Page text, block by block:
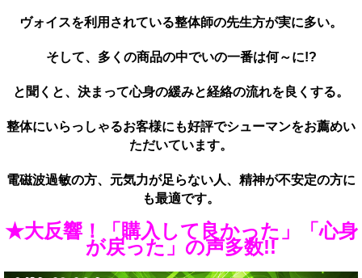
ヴォイスを利用されている整体師の先生方が実に多い。
そして、多くの商品の中でいの一番は何～に!?
と聞くと、決まって心身の緩みと経絡の流れを良くする。
整体にいらっしゃるお客様にも好評でシューマンをお薦めい
ただいています。
電磁波過敏の方、元気力が足らない人、精神が不安定の方に
も最適です。
★大反響！「購入して良かった」「心身
が戻った」の声多数!!